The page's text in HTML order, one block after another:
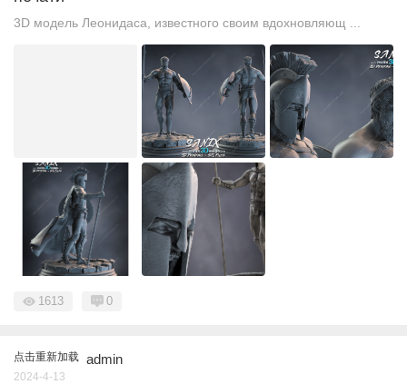
3D модель Леонидаса, известного своим вдохновляющ ...
1613 0
点击重新加载 admin
2024-4-13